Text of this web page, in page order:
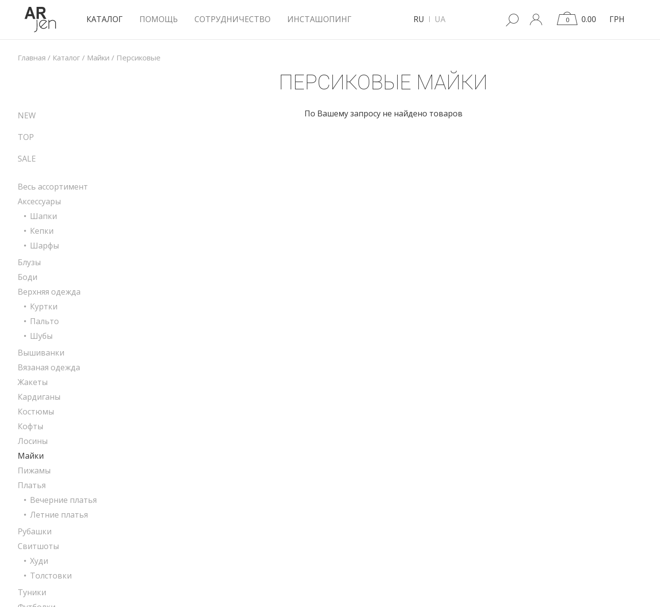
КАТАЛОГ ПОМОЩЬ СОТРУДНИЧЕСТВО ИНСТАШОПИНГ RU UA 0 0.00 ГРН
Главная / Каталог / Майки / Персиковые
ПЕРСИКОВЫЕ МАЙКИ
По Вашему запросу не найдено товаров
NEW
TOP
SALE
Весь ассортимент
Аксессуары
Шапки
Кепки
Шарфы
Блузы
Боди
Верхняя одежда
Куртки
Пальто
Шубы
Вышиванки
Вязаная одежда
Жакеты
Кардиганы
Костюмы
Кофты
Лосины
Майки
Пижамы
Платья
Вечерние платья
Летние платья
Рубашки
Свитшоты
Худи
Толстовки
Туники